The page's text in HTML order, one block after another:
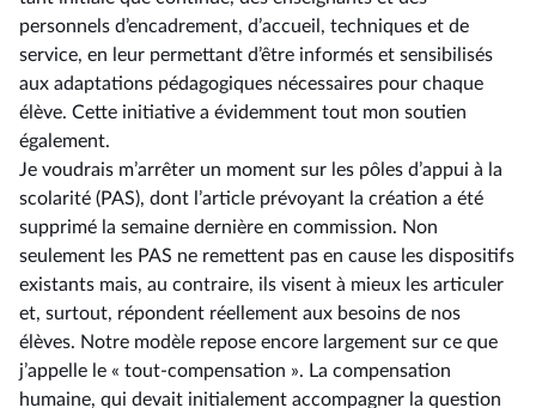
personnels d’encadrement, d’accueil, techniques et de
service, en leur permettant d’être informés et sensibilisés
aux adaptations pédagogiques nécessaires pour chaque
élève. Cette initiative a évidemment tout mon soutien
également.
Je voudrais m’arrêter un moment sur les pôles d’appui à la
scolarité (PAS), dont l’article prévoyant la création a été
supprimé la semaine dernière en commission. Non
seulement les PAS ne remettent pas en cause les dispositifs
existants mais, au contraire, ils visent à mieux les articuler
et, surtout, répondent réellement aux besoins de nos
élèves. Notre modèle repose encore largement sur ce que
j’appelle le « tout-compensation ». La compensation
humaine, qui devait initialement accompagner la question